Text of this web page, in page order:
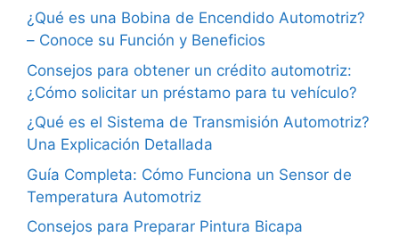
¿Qué es una Bobina de Encendido Automotriz?
– Conoce su Función y Beneficios
Consejos para obtener un crédito automotriz:
¿Cómo solicitar un préstamo para tu vehículo?
¿Qué es el Sistema de Transmisión Automotriz?
Una Explicación Detallada
Guía Completa: Cómo Funciona un Sensor de
Temperatura Automotriz
Consejos para Preparar Pintura Bicapa